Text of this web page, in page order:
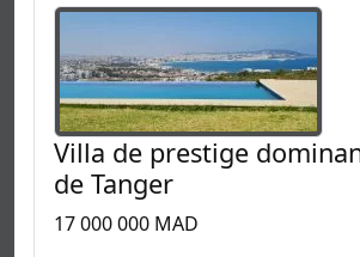
Villa de prestige
de Tanger
17 000 000 MAD